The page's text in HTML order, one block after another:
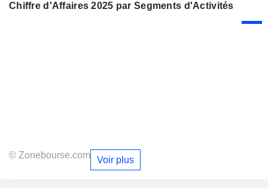
Chiffre d'Affaires 2025 par Segments d'Activités
© Zonebourse.com Voir plus